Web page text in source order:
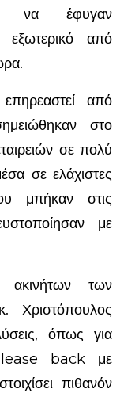
να έφυγαν
εξωτερικό από
από
στο
σε πολύ
σε ελάχιστες
μπήκαν στις
με
ακινήτων των
Χριστόπουλος
όπως για
lease back με
πιθανόν